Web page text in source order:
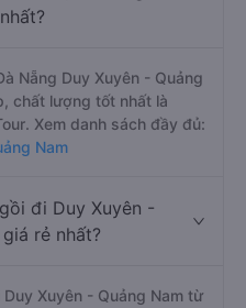
Nẵng Duy Xuyên - Quảng
chất lượng tốt nhất là
Xem danh sách đầy đủ:
Nam
đi Duy Xuyên -
rẻ nhất?
Xuyên - Quảng Nam từ